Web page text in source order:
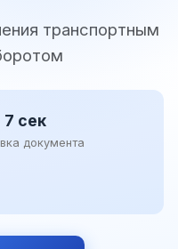
транспортным
7 сек
документа